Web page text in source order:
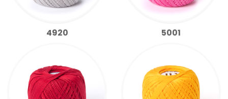
4920 5001